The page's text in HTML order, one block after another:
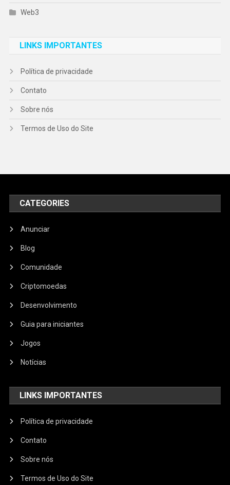
Web3
LINKS IMPORTANTES
Política de privacidade
Contato
Sobre nós
Termos de Uso do Site
CATEGORIES
Anunciar
Blog
Comunidade
Criptomoedas
Desenvolvimento
Guia para iniciantes
Jogos
Notícias
LINKS IMPORTANTES
Política de privacidade
Contato
Sobre nós
Termos de Uso do Site